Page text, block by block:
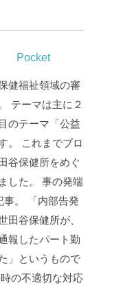
Pocket
健福祉領域の審
テーマは主に２
のテーマ「公益
。
これまでブロ
谷保健所をめぐ
した。
事の発端
。
「内部告発
田谷保健所が、
報したパート勤
」というもので
の不適切な対応